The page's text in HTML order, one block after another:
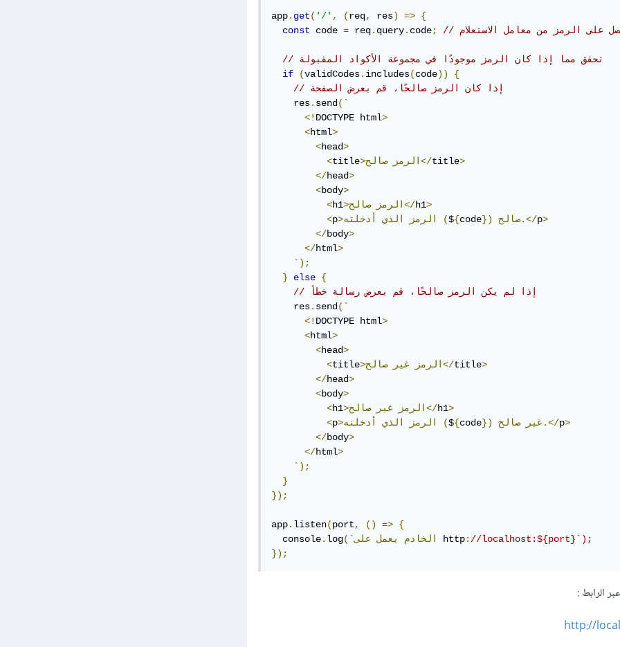
app. get( '/' , (req, res) => {
const code = req. query. code; على الرمز من معامل الاستعلام
// تحقق مما إذا كان الرمز موجودًا في مجموعة الأكواد المقبولة
if
(validCodes. includes(code))
{
// إذا كان الرمز صالحًا، قم بعرض الصفحة
    res
. send (`
<! DOCTYPE html>
<html>
<head>
<title >الرمز صالح</title>
</head>
<body>
<h1 >الرمز صالح</h1>
<p >الرمز الذي أدخلته (${code}) صالح.</p>
</body>
</html>
`);
}
else {
// إذا لم يكن الرمز صالحًا، قم بعرض رسالة خطأ
    res
. send (`
<! DOCTYPE html>
<html>
<head>
<title >الرمز غير صالح</title>
</head>
<body>
<h1 >الرمز غير صالح</h1>
<p >الرمز الذي أدخلته (${code}) غير صالح.</p>
</body>
</html>
`);
}
});
app. listen(port, () => {
  console
. log (`الخادم يعمل على http: //localhost:${port}`);
});
الرابط:
http://